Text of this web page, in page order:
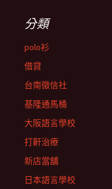
分類
polo衫
借貸
台南徵信社
基隆通馬桶
大阪語言學校
打鼾治療
新店當舖
日本語言學校